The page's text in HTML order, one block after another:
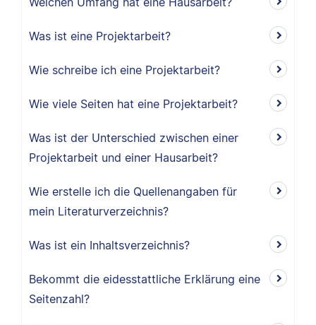
Was ist eine Projektarbeit?
Wie schreibe ich eine Projektarbeit?
Wie viele Seiten hat eine Projektarbeit?
Was ist der Unterschied zwischen einer
Projektarbeit und einer Hausarbeit?
Wie erstelle ich die Quellenangaben für
mein Literaturverzeichnis?
Was ist ein Inhaltsverzeichnis?
Bekommt die eidesstattliche Erklärung eine
Seitenzahl?